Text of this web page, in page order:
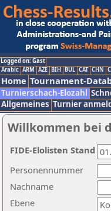
Logged on: Gast
Arabic ARM AZE BIH BUL CAT CHN
Home Tournament-
Turnierschach-Elozahl
Allgemeines Turnier
Willkommen bei
Nachname
Ebene
Personennummer
FIDE-Elolisten Stand